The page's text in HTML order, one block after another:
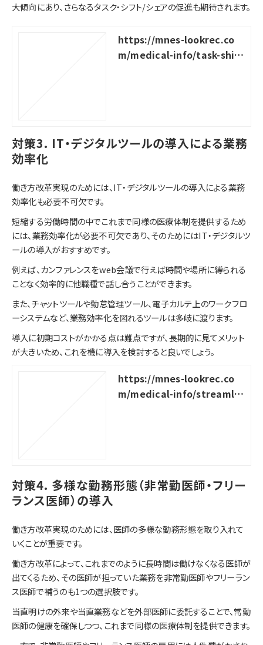
大傾向にあり、さらなるタスク・シフト/シェアの促進も期待されます。
https://mnes-lookrec.co
m/medical-info/task-shift
対策3. IT・デジタルツールの導入による業務
効率化
働き方改革実現のためには、IT・デジタルツールの導入による業務
効率化も必要不可欠です。
短縮する労働時間の中でこれまで同様の医療体制を提供するため
には、業務効率化が必要不可欠であり、そのためにはIT・デジタルツ
ールの導入がおすすめです。
例えば、カンファレンスをweb会議で行えば時間や場所に縛られる
ことなく効率的に他職種で話し合うことができます。
また、チャットツールや勤怠管理ツール、電子カルテ上のワークフロ
ーシステムなど、業務効率化を図れるツールは多岐に渡ります。
導入に初期コストがかかる点は難点ですが、長期的に見てメリット
が大きいため、これを機に導入を検討すると良いでしょう。
https://mnes-lookrec.co
m/medical-info/streamlin
対策4. 多様な勤務形態（非常勤医師・フリー
ランス医師）の導入
働き方改革実現のためには、医師の多様な勤務形態を取り入れて
いくことが重要です。
働き方改革によって、これまでのように長時間は働けなくなる医師が
出てくるため、その医師が担っていた業務を非常勤医師やフリーラン
ス医師で補うのも1つの選択肢です。
当直明けの外来や当直業務などを外部医師に委託することで、常勤
医師の健康を確保しつつ、これまで同様の医療体制を提供できます。